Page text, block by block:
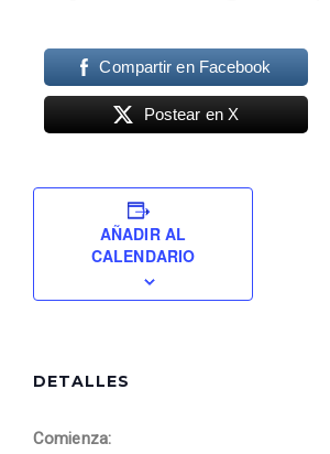
Compartir en Facebook
Postear en X
AÑADIR AL
CALENDARIO
DETALLES
Comienza: